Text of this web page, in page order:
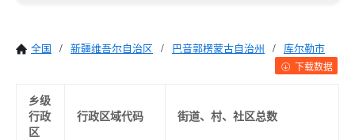
全国 / 新疆维吾尔自治区 / 巴音郭楞蒙古自治州 / 库尔勒市
下载数据
乡级
行政
区
行政区域代码 街道、村、社区总数